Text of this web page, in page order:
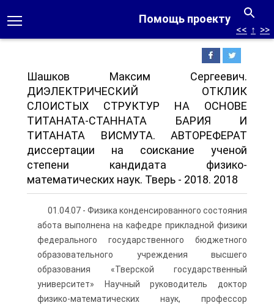
Помощь проекту
<< ↑ >>
Шашков Максим Сергеевич.
ДИЭЛЕКТРИЧЕСКИЙ ОТКЛИК
СЛОИСТЫХ СТРУКТУР НА ОСНОВЕ
ТИТАНАТА-СТАННАТА БАРИЯ И
ТИТАНАТА ВИСМУТА. АВТОРЕФЕРАТ
диссертации на соискание ученой
степени кандидата физико-
математических наук. Тверь - 2018. 2018
01.04.07 - Физика конденсированного состояния
абота выполнена на кафедре прикладной физики
федерального государственного бюджетного
образовательного учреждения высшего
образования «Тверской государственный
университет» Научный руководитель доктор
физико-математических наук, профессор